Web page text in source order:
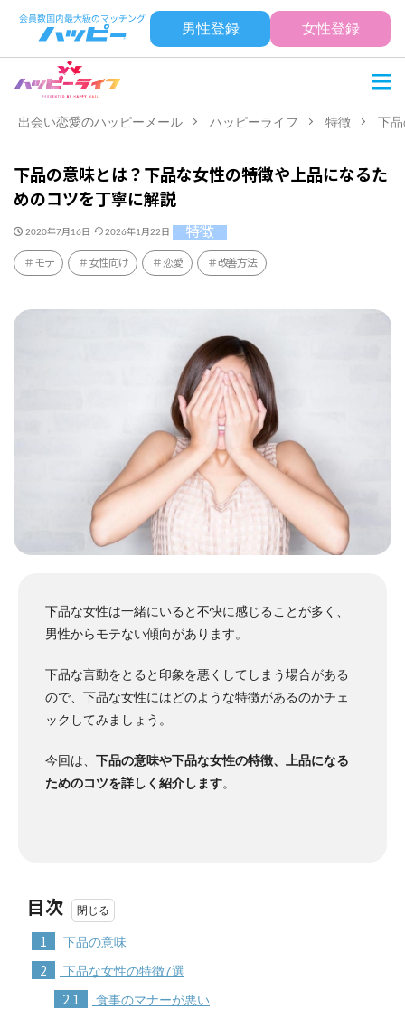
男性登録 女性登録
出会い恋愛のハッピーメール ハッピーライフ 特徴 下
下品の意味とは？下品な女性の特徴や上品になるた
めのコツを丁寧に解説
2020年7月16日 2026年1月22日 特徴
モテ 女性向け 恋愛 改善方法
下品な女性は一緒にいると不快に感じることが多く、
男性からモテない傾向があります。
下品な言動をとると印象を悪くしてしまう場合がある
ので、下品な女性にはどのような特徴があるのかチェ
ックしてみましょう。
今回は、 下品の意味や下品な女性の特徴、上品になる
ためのコツを詳しく紹介します。
目次
1 下品の意味
2 下品な女性の特徴7選
2.1 食事のマナーが悪い